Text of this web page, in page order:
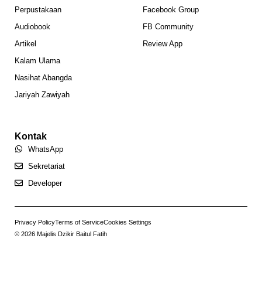
Perpustakaan
Audiobook
Artikel
Kalam Ulama
Nasihat Abangda
Jariyah Zawiyah
Facebook Group
FB Community
Review App
Kontak
WhatsApp
Sekretariat
Developer
© 2026 Majelis Dzikir Baitul Fatih
Privacy PolicyTerms of ServiceCookies Settings